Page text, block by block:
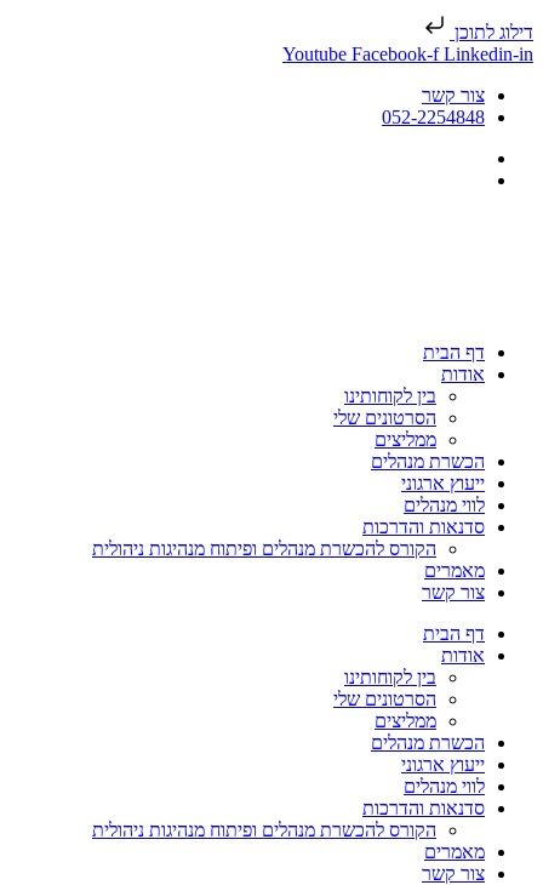
דילוג לתוכן
Youtube Facebook-f Linkedin-in
צור קשר
052-2254848
דף הבית
אודות
בין לקוחותינו
הסרטונים שלי
ממליצים
הכשרת מנהלים
ייעוץ ארגוני
לווי מנהלים
סדנאות והדרכות
הקורס להכשרת מנהלים ופיתוח מנהיגות ניהולית
מאמרים
צור קשר
דף הבית
אודות
בין לקוחותינו
הסרטונים שלי
ממליצים
הכשרת מנהלים
ייעוץ ארגוני
לווי מנהלים
סדנאות והדרכות
הקורס להכשרת מנהלים ופיתוח מנהיגות ניהולית
מאמרים
צור קשר